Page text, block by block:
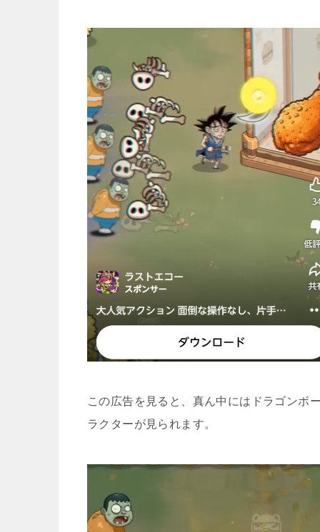
あざ覚醒 鬼
ファン
呪術覚醒 呪
この広告を見ると、真ん中にはドラゴンボ
ラクターが見られます。